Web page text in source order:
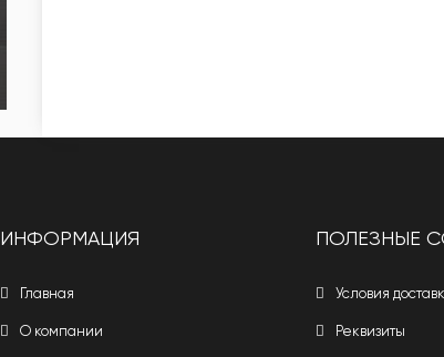
ИНФОРМАЦИЯ
Главная
О компании
ПОЛЕЗНЫЕ
Условия
Реквизиты